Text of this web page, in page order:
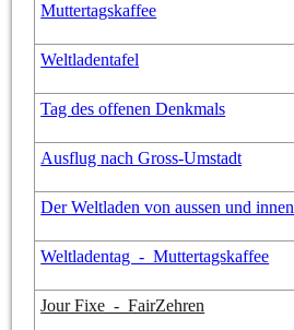
Muttertagskaffee
Weltladentafel
Tag des offenen Denkmals
Ausflug nach Gross-Umstadt
Der Weltladen von aussen und innen
Weltladentag - Muttertagskaffee
Jour Fixe - FairZehren